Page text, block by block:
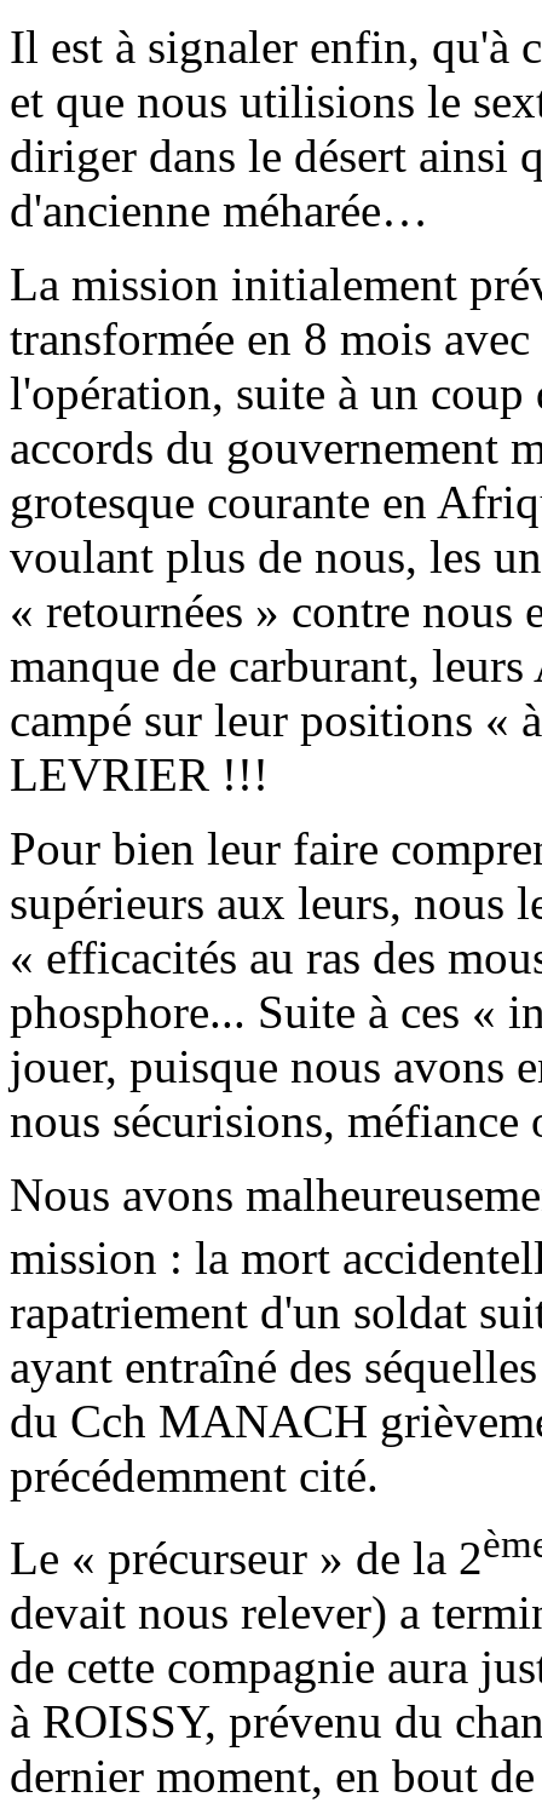
Il est à signaler enfin, qu'à
et que nous utilisions le
diriger dans le désert ainsi
d'ancienne méharée…
La mission initialement
transformée en 8 mois
l'opération, suite à un coup
accords du gouvernement
grotesque courante en
voulant plus de nous, les
« retournées » contre
manque de carburant,
campé sur leur positions «
LEVRIER !!!
Pour bien leur faire
supérieurs aux leurs, nous
« efficacités au ras des
phosphore... Suite à ces «
jouer, puisque nous avons
nous sécurisions,
Nous avons
mission : la mort
rapatriement d'un soldat
ayant entraîné des
du Cch MANACH
précédemment cité.
Le « précurseur » de la 2
devait nous relever) a
de cette compagnie aura
à ROISSY, prévenu du
dernier moment, en bout